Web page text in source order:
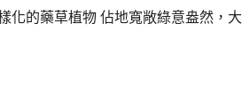
化的藥草植物 佔地寬敞綠意盎然，大